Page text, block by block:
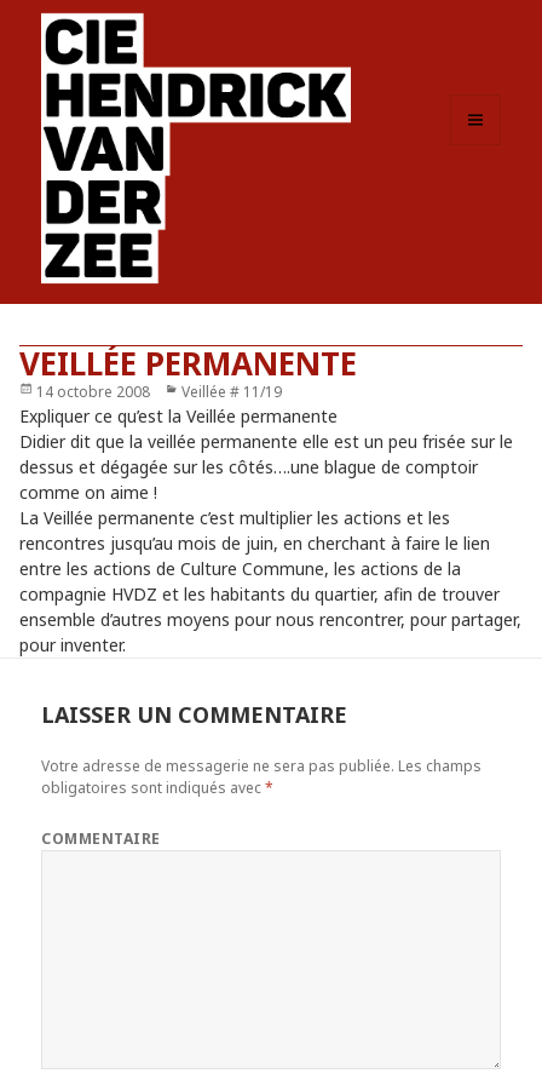
VEILLÉE PERMANENTE
Publié
le
14 octobre 2008 Catégories
Veillée # 11/19
Expliquer ce qu’est la Veillée permanente
Didier dit que la veillée permanente elle est un peu frisée sur le
dessus et dégagée sur les côtés….une blague de comptoir
comme on aime !
La Veillée permanente c’est multiplier les actions et les
rencontres jusqu’au mois de juin, en cherchant à faire le lien
entre les actions de Culture Commune, les actions de la
compagnie HVDZ et les habitants du quartier, afin de trouver
ensemble d’autres moyens pour nous rencontrer, pour partager,
pour inventer.
LAISSER UN COMMENTAIRE
Votre adresse de messagerie ne sera pas publiée. Les champs
obligatoires sont indiqués avec*
COMMENTAIRE